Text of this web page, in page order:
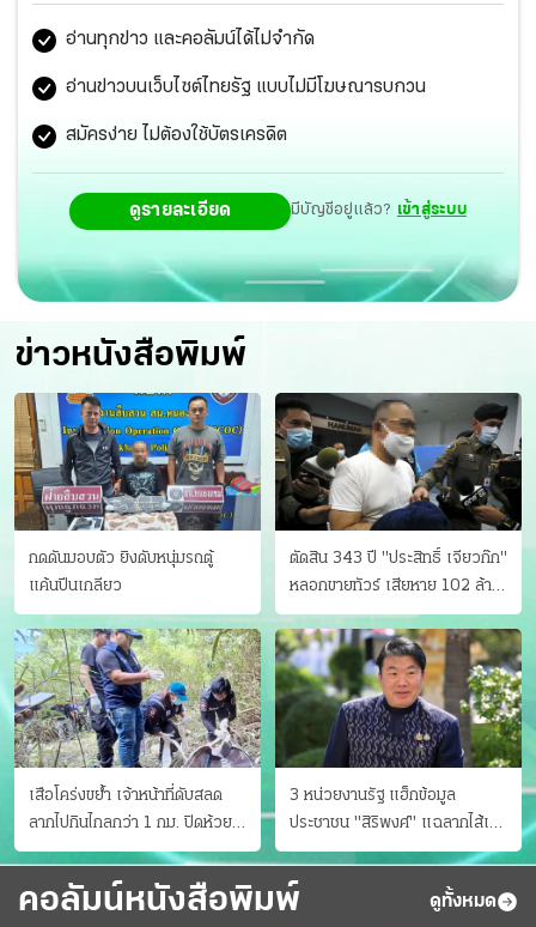
อ่านทุกข่าว และคอลัมน์ได้ไม่จำกัด
อ่านข่าวบนเว็บไซต์ไทยรัฐ แบบไม่มีโฆษณารบกวน
สมัครง่าย ไม่ต้องใช้บัตรเครดิต
ดูรายละเอียด มีบัญชีอยู่แล้ว? เข้าสู่ระบบ
ข่าวหนังสือพิมพ์
กดดันมอบตัว ยิงดับหนุ่มรถตู้
แค้นปีนเกลียว
ตัดสิน 343 ปี "ประสิทธิ์ เจียวก๊ก"
หลอกขายทัวร์ เสียหาย 102 ล้าน
มีเหยื่อ 173 คน
เสือโคร่งขย้ำ เจ้าหน้าที่ดับสลด
ลากไปกินไกลกว่า 1 กม. ปิดห้วย
ขาแข้งชั่วคราว
3 หน่วยงานรัฐ แฮ็กข้อมูล
ประชาชน "สิริพงศ์" แฉลากไส้เอง
"หนู" กอด "หนิม" สยบลือ
คอลัมน์หนังสือพิมพ์ ดูทั้งหมด